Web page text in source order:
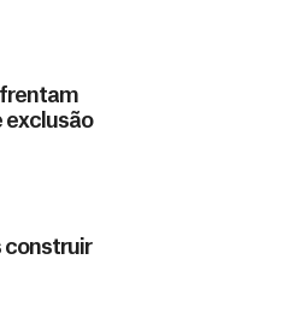
exclusão
construir